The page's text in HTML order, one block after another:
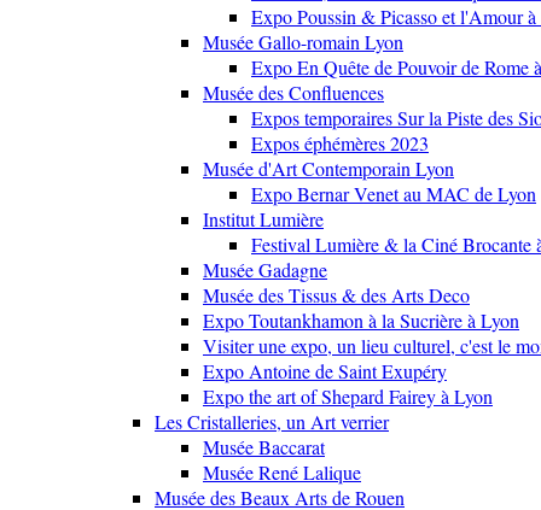
Expo Poussin & Picasso et l'Amour
Musée Gallo-romain Lyon
Expo En Quête de Pouvoir de Rome
Musée des Confluences
Expos temporaires Sur la Piste des
Expos éphémères 2023
Musée d'Art Contemporain Lyon
Expo Bernar Venet au MAC de Lyon
Institut Lumière
Festival Lumière & la Ciné Brocante
Musée Gadagne
Musée des Tissus & des Arts Deco
Expo Toutankhamon à la Sucrière à Lyon
Visiter une expo, un lieu culturel, c'est le
Expo Antoine de Saint Exupéry
Expo the art of Shepard Fairey à Lyon
Les Cristalleries, un Art verrier
Musée Baccarat
Musée René Lalique
Musée des Beaux Arts de Rouen